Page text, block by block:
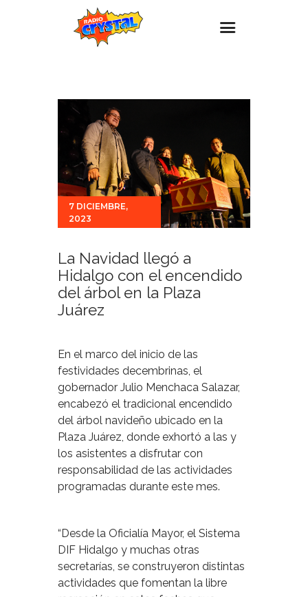
Estaciones
Eventos
Promociones
Noticias
Para ti
Contacto
7 DICIEMBRE,
2023
La Navidad llegó a
Hidalgo con el encendido
del árbol en la Plaza
Juárez
En el marco del inicio de las
festividades decembrinas, el
gobernador Julio Menchaca Salazar,
encabezó el tradicional encendido
del árbol navideño ubicado en la
Plaza Juárez, donde exhortó a las y
los asistentes a disfrutar con
responsabilidad de las actividades
programadas durante este mes.
“Desde la Oficialía Mayor, el Sistema
DIF Hidalgo y muchas otras
secretarías, se construyeron distintas
actividades que fomentan la libre